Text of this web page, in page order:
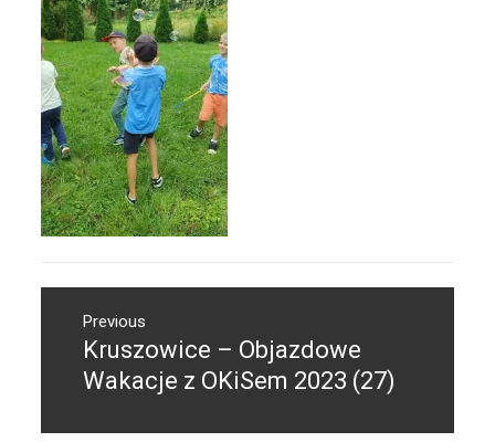
wpisuPrevious
Previous
post:
Kruszowice – Objazdowe
Wakacje z OKiSem 2023 (27)